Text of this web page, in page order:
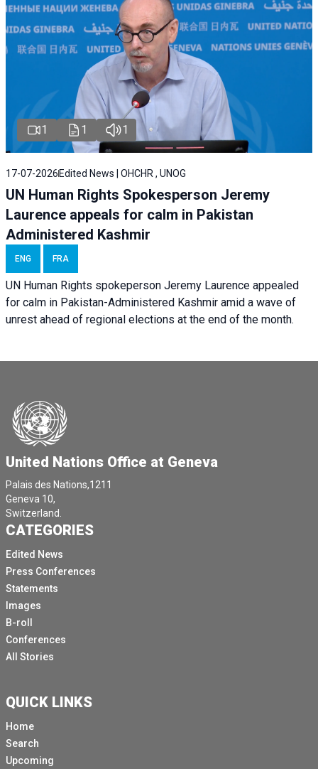
1 1 1
17-07-2026 Edited News | OHCHR , UNOG
UN Human Rights Spokesperson Jeremy
Laurence appeals for calm in Pakistan
Administered Kashmir
ENG FRA
UN Human Rights spokeperson Jeremy Laurence appealed
for calm in Pakistan-Administered Kashmir amid a wave of
unrest ahead of regional elections at the end of the month.
United Nations Office at Geneva
Palais des Nations,1211
Geneva 10,
Switzerland.
CATEGORIES
Edited News
Press Conferences
Statements
Images
B-roll
Conferences
All Stories
QUICK LINKS
Home
Search
Upcoming